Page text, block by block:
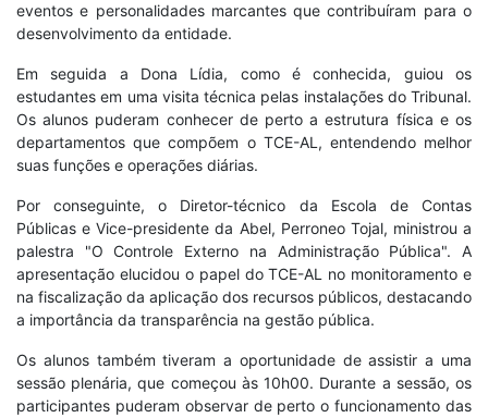
eventos e personalidades marcantes que contribuíram para o
desenvolvimento da entidade.
Em seguida a Dona Lídia, como é conhecida, guiou os
estudantes em uma visita técnica pelas instalações do Tribunal.
Os alunos puderam conhecer de perto a estrutura física e os
departamentos que compõem o TCE-AL, entendendo melhor
suas funções e operações diárias.
Por conseguinte, o Diretor-técnico da Escola de Contas
Públicas e Vice-presidente da Abel, Perroneo Tojal, ministrou a
palestra "O Controle Externo na Administração Pública". A
apresentação elucidou o papel do TCE-AL no monitoramento e
na fiscalização da aplicação dos recursos públicos, destacando
a importância da transparência na gestão pública.
Os alunos também tiveram a oportunidade de assistir a uma
sessão plenária, que começou às 10h00. Durante a sessão, os
participantes puderam observar de perto o funcionamento das